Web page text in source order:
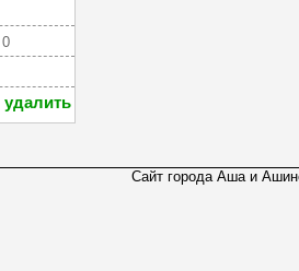
0
удалить
Сайт города Аша и